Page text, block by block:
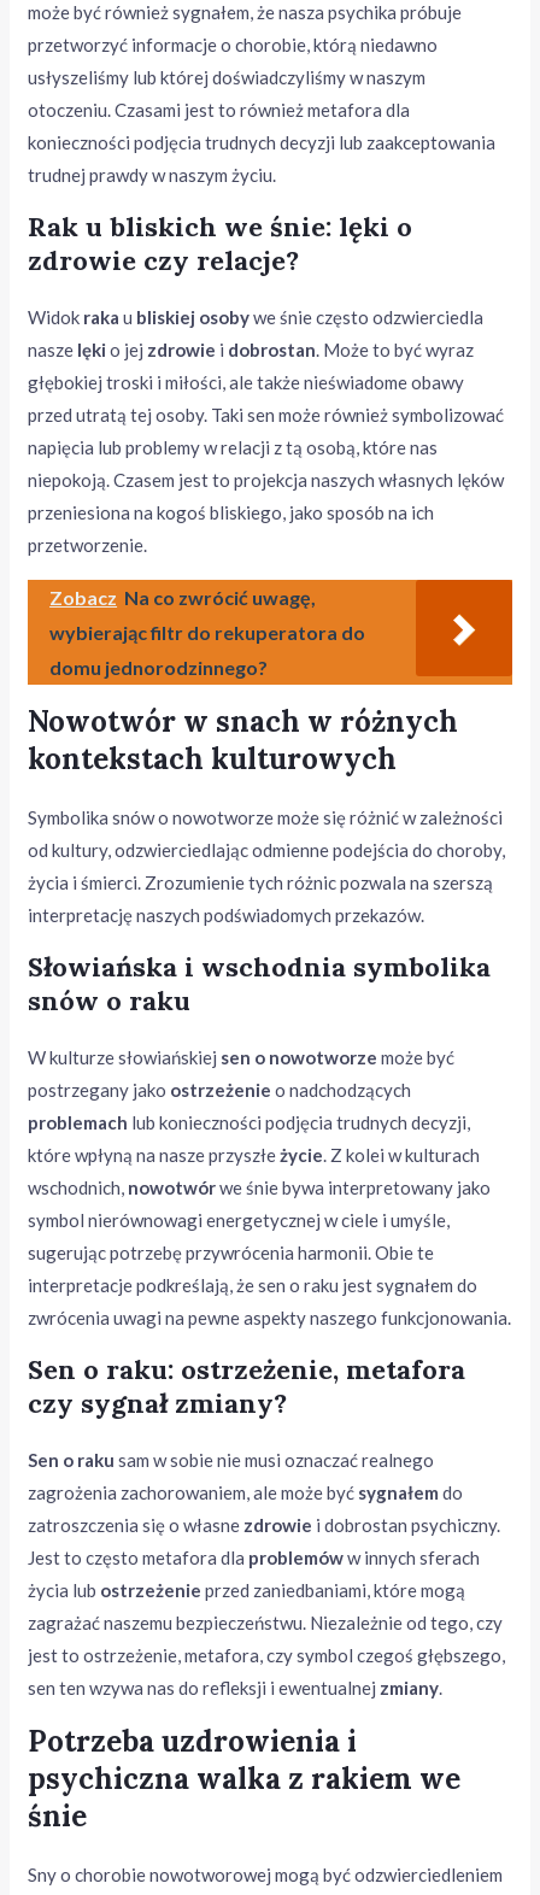
może być również sygnałem, że nasza psychika próbuje
przetworzyć informacje o chorobie, którą niedawno
usłyszeliśmy lub której doświadczyliśmy w naszym
otoczeniu. Czasami jest to również metafora dla
konieczności podjęcia trudnych decyzji lub zaakceptowania
trudnej prawdy w naszym życiu.
Rak u bliskich we śnie: lęki o
zdrowie czy relacje?
Widok raka u bliskiej osobywe śnie często odzwierciedla
nasze lęki o jej zdrowie i dobrostan. Może to być wyraz
głębokiej troski i miłości, ale także nieświadome obawy
przed utratą tej osoby. Taki sen może również symbolizować
napięcia lub problemy w relacji z tą osobą, które nas
niepokoją. Czasem jest to projekcja naszych własnych lęków
przeniesiona na kogoś bliskiego, jako sposób na ich
przetworzenie.
Zobacz Na co zwrócić uwagę,
wybierając filtr do rekuperatora do
domu jednorodzinnego?
Nowotwór w snach w różnych
kontekstach kulturowych
Symbolika snów o nowotworze może się różnić w zależności
od kultury, odzwierciedlając odmienne podejścia do choroby,
życia i śmierci. Zrozumienie tych różnic pozwala na szerszą
interpretację naszych podświadomych przekazów.
Słowiańska i wschodnia symbolika
snów o raku
W kulturze słowiańskiej sen o nowotworze może być
postrzegany jako ostrzeżenie o nadchodzących
problemach lub konieczności podjęcia trudnych decyzji,
które wpłyną na nasze przyszłeżycie. Z kolei w kulturach
wschodnich, nowotwórwe śnie bywa interpretowany jako
symbol nierównowagi energetycznej w ciele i umyśle,
sugerując potrzebę przywrócenia harmonii. Obie te
interpretacje podkreślają, że sen o raku jest sygnałem do
zwrócenia uwagi na pewne aspekty naszego funkcjonowania.
Sen o raku: ostrzeżenie, metafora
czy sygnał zmiany?
Sen o raku sam w sobie nie musi oznaczać realnego
zagrożenia zachorowaniem, ale może być sygnałem do
zatroszczenia się o własne zdrowie i dobrostan psychiczny.
Jest to często metafora dla problemóww innych sferach
życia lub ostrzeżenie przed zaniedbaniami, które mogą
zagrażać naszemu bezpieczeństwu. Niezależnie od tego, czy
jest to ostrzeżenie, metafora, czy symbol czegoś głębszego,
sen ten wzywa nas do refleksji i ewentualnej zmiany.
Potrzeba uzdrowienia i
psychiczna walka z rakiem we
śnie
Sny o chorobie nowotworowej mogą być odzwierciedleniem